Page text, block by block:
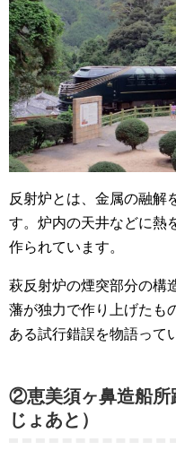
反射炉とは、金属の融解
す。炉内の天井などに熱
作られています。
萩反射炉の煙突部分の構
藩が独力で作り上げたも
ある試行錯誤を物語って
②恵美須ヶ鼻造船所
じょあと）